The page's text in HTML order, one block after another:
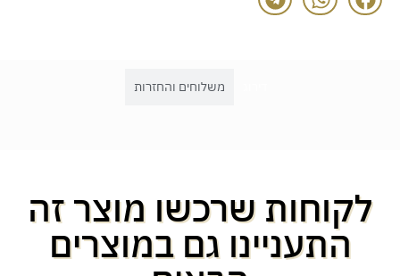
משלוחים והחזרות
לקוחות שרכשו מוצר זה
התעניינו גם במוצרים